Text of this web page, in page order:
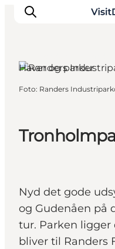
Oplevelser
Overnatning
Nyd det gode
og Gudenåen på
tur. Parken ligger
bliver til Randers
Haver og parker
Foto: Randers